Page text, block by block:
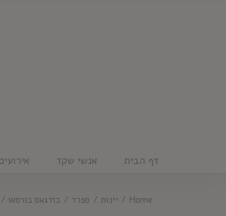
דף הבית אנשי שקד
Home
/ יינות / ספרד / בודגאס בורסאו /